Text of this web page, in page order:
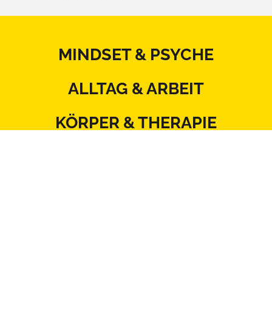
MINDSET & PSYCHE
ALLTAG & ARBEIT
KÖRPER & THERAPIE